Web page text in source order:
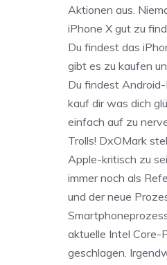
Aktionen aus.
iPhone X gut zu
Du findest das
gibt es zu kaufen
Du findest
kauf dir was dich
einfach auf zu
Trolls! DxOMark
Apple-kritisch zu
immer noch als
und der neue
aktuelle Intel Core-
geschlagen.